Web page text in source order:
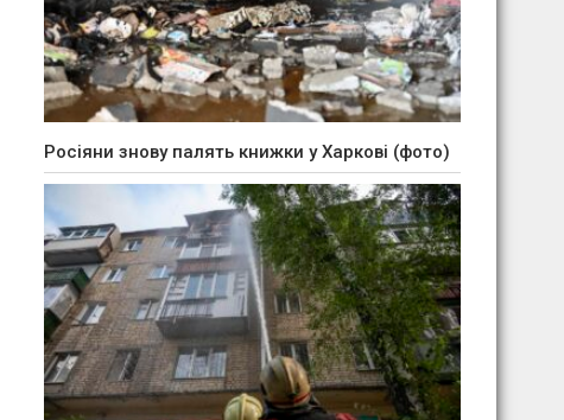
Росіяни знову палять книжки у Харкові (фото)